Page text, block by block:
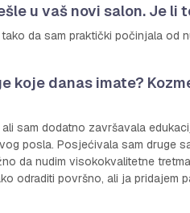
u vaš novi salon. Je li
da sam praktički počinjala od
koje danas imate?
sam dodatno završavala
posla. Posjećivala sam druge
da nudim visokokvalitetne
odraditi površno, ali ja